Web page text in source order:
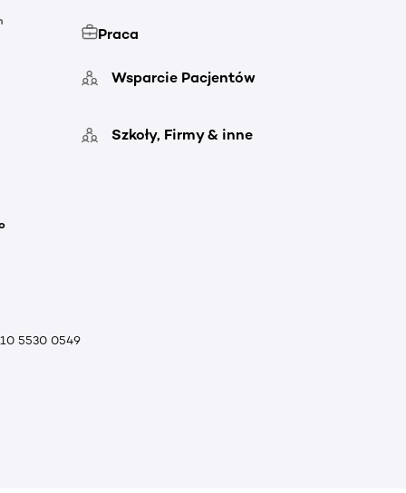
Praca
Wsparcie Pacjentów
Szkoły, Firmy & inne
5530 0549